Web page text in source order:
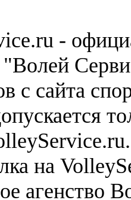
-
"Волей
с сайта
на
агенство